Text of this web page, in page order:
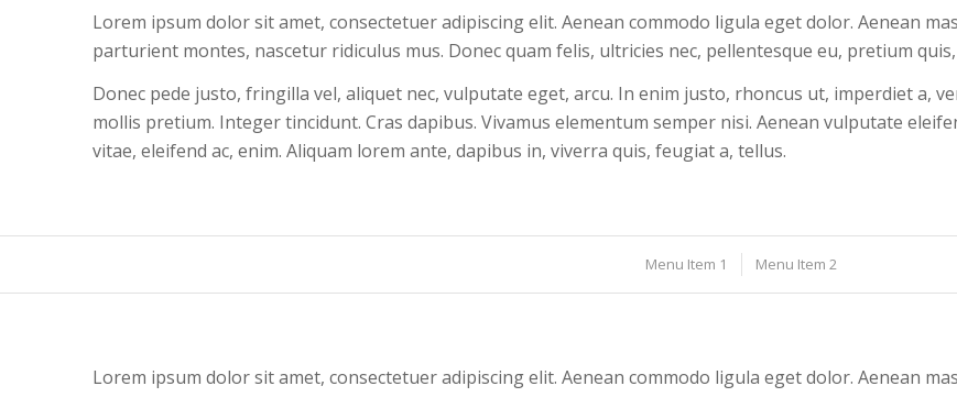
Lorem ipsum dolor sit amet, consectetuer adipiscing elit. Aenean commodo ligula eget dolor. Aenean
parturient montes, nascetur ridiculus mus. Donec quam felis, ultricies nec, pellentesque eu, pretium
Donec pede justo, fringilla vel, aliquet nec, vulputate eget, arcu. In enim justo, rhoncus ut, imperdiet a,
mollis pretium. Integer tincidunt. Cras dapibus. Vivamus elementum semper nisi. Aenean vulputate
vitae, eleifend ac, enim. Aliquam lorem ante, dapibus in, viverra quis, feugiat a, tellus.
Menu Item 1 Menu Item 2
Lorem ipsum dolor sit amet, consectetuer adipiscing elit. Aenean commodo ligula eget dolor. Aenean